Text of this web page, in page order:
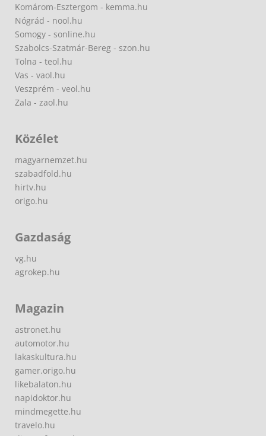
Komárom-Esztergom - kemma.hu
Nógrád - nool.hu
Somogy - sonline.hu
Szabolcs-Szatmár-Bereg - szon.hu
Tolna - teol.hu
Vas - vaol.hu
Veszprém - veol.hu
Zala - zaol.hu
Közélet
magyarnemzet.hu
szabadfold.hu
hirtv.hu
origo.hu
Gazdaság
vg.hu
agrokep.hu
Magazin
astronet.hu
automotor.hu
lakaskultura.hu
gamer.origo.hu
likebalaton.hu
napidoktor.hu
mindmegette.hu
travelo.hu